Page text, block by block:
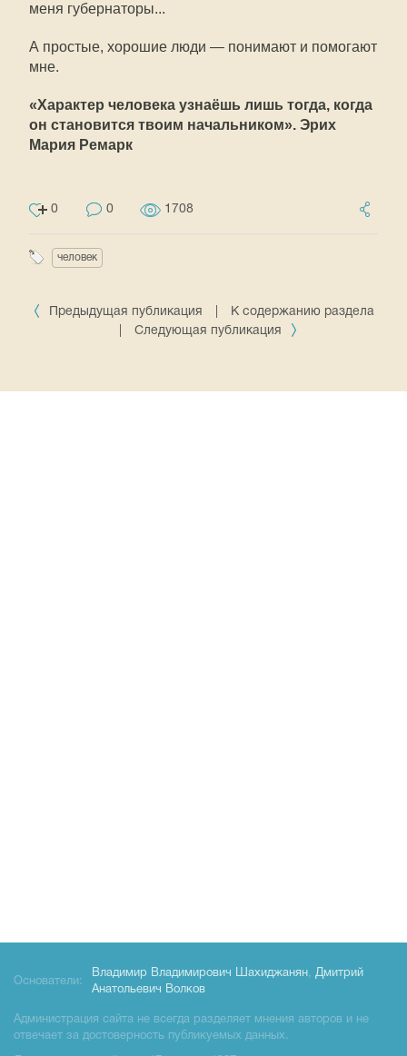
меня губернаторы...
А простые, хорошие люди — понимают и помогают
мне.
«Характер человека узнаёшь лишь тогда, когда
он становится твоим начальником». Эрих
Мария Ремарк
0 0 1708
человек
Предыдущая публикация
К содержанию раздела
Следующая публикация
Основатели:
Владимир Владимирович Шахиджанян, Дмитрий
Анатольевич Волков
Администрация сайта не всегда разделяет мнения авторов и не
отвечает за достоверность публикуемых данных.